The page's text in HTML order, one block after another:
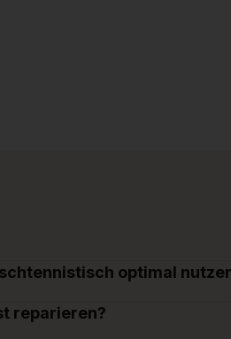
optimal
reparieren?